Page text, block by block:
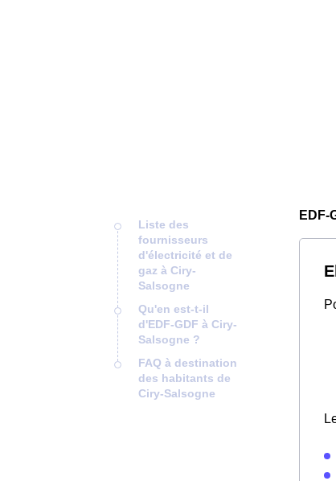
Liste des
fournisseurs
d'électricité et de
gaz à Ciry-
Salsogne
Qu'en est-t-il
d'EDF-GDF à Ciry-
Salsogne ?
FAQ à destination
des habitants de
Ciry-Salsogne
EDF-